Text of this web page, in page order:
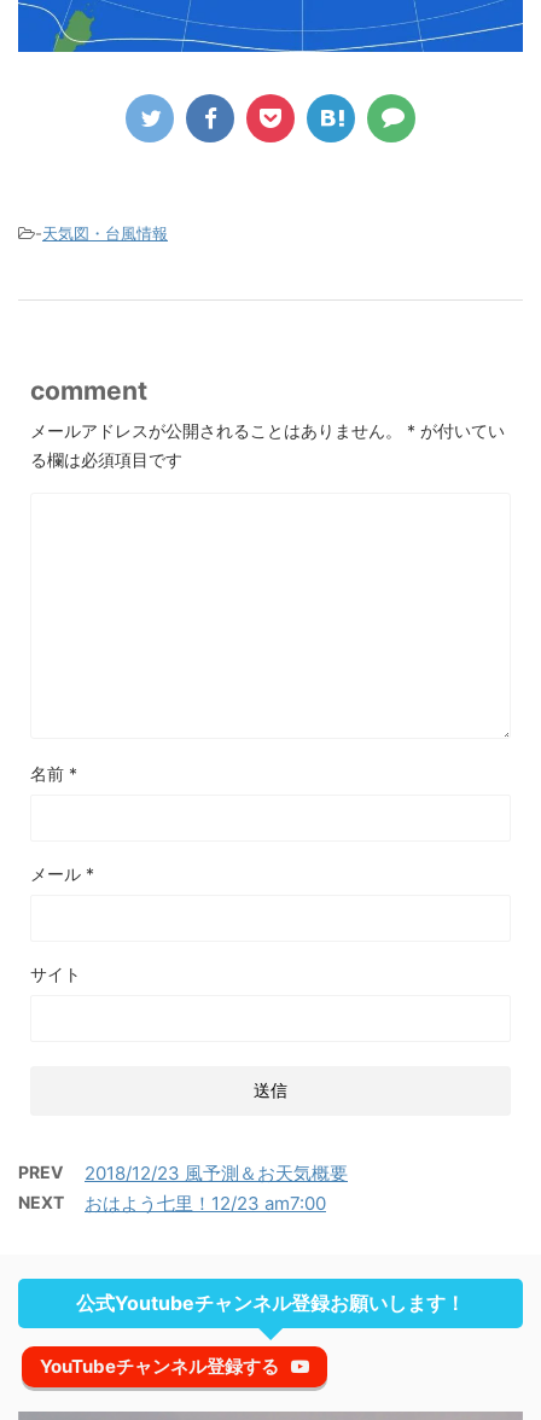
-天気図・台風情報
comment
メールアドレスが公開されることはありません。 * が付いてい
る欄は必須項目です
名前 *
メール *
サイト
PREV 2018/12/23 風予測＆お天気概要
NEXT おはよう七里！12/23 am7:00
公式Youtubeチャンネル登録お願いします！
YouTubeチャンネル登録する